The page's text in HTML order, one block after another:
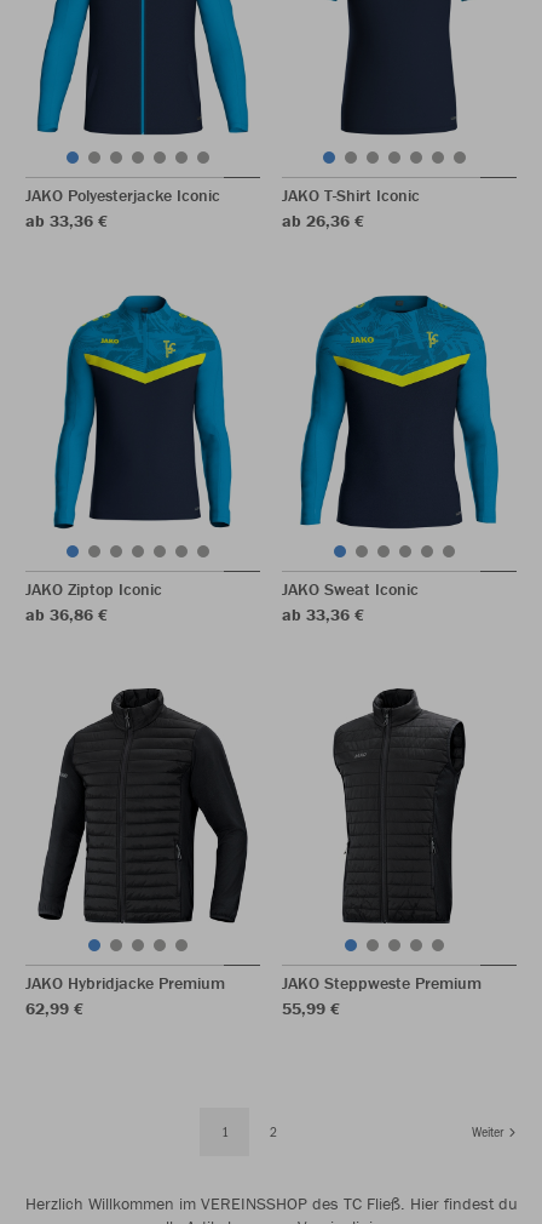
JAKO Polyesterjacke Iconic
ab 33,36 €
JAKO T-Shirt Iconic
ab 26,36 €
JAKO Ziptop Iconic
ab 36,86 €
JAKO Sweat Iconic
ab 33,36 €
JAKO Hybridjacke Premium
62,99 €
JAKO Steppweste Premium
55,99 €
1 2 Weiter
Herzlich Willkommen im VEREINSSHOP des TC Fließ. Hier findest du